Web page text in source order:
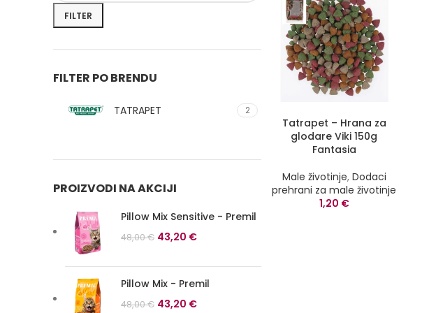
cena
cena
FILTER
FILTER PO BRENDU
TATRAPET 2
PROIZVODI NA AKCIJI
Pillow Mix Sensitive - Premil
48,00€ Originalna
je
bila:
48,00 €.
43,20 €Trenutna
je:
43,20 €.
Pillow Mix - Premil
48,00€ Originalna
43,20 €Trenutna
Tatrapet – Hrana za
glodare Viki 150g
Fantasia
Male životinje, Dodaci
prehrani za male životinje
1,20 €